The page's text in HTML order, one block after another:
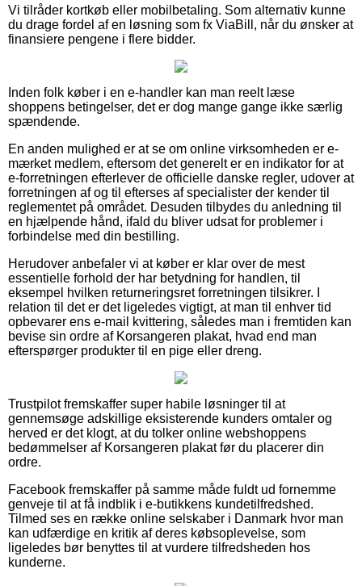
Vi tilråder kortkøb eller mobilbetaling. Som alternativ kunne
du drage fordel af en løsning som fx ViaBill, når du ønsker at
finansiere pengene i flere bidder.
Inden folk køber i en e-handler kan man reelt læse
shoppens betingelser, det er dog mange gange ikke særlig
spændende.
En anden mulighed er at se om online virksomheden er e-
mærket medlem, eftersom det generelt er en indikator for at
e-forretningen efterlever de officielle danske regler, udover at
forretningen af og til efterses af specialister der kender til
reglementet på området. Desuden tilbydes du anledning til
en hjælpende hånd, ifald du bliver udsat for problemer i
forbindelse med din bestilling.
Herudover anbefaler vi at køber er klar over de mest
essentielle forhold der har betydning for handlen, til
eksempel hvilken returneringsret forretningen tilsikrer. I
relation til det er det ligeledes vigtigt, at man til enhver tid
opbevarer ens e-mail kvittering, således man i fremtiden kan
bevise sin ordre af Korsangeren plakat, hvad end man
efterspørger produkter til en pige eller dreng.
Trustpilot fremskaffer super habile løsninger til at
gennemsøge adskillige eksisterende kunders omtaler og
herved er det klogt, at du tolker online webshoppens
bedømmelser af Korsangeren plakat før du placerer din
ordre.
Facebook fremskaffer på samme måde fuldt ud fornemme
genveje til at få indblik i e-butikkens kundetilfredshed.
Tilmed ses en række online selskaber i Danmark hvor man
kan udfærdige en kritik af deres købsoplevelse, som
ligeledes bør benyttes til at vurdere tilfredsheden hos
kunderne.